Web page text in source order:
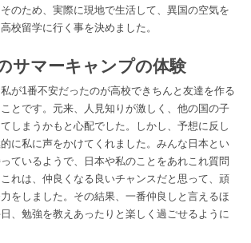
のため、実際に現地で生活して、異国の空気を
校留学に行く事を決めました。
サマーキャンプの体験
が1番不安だったのが高校できちんと友達を作る
とです。元来、人見知りが激しく、他の国の子
しまうかもと心配でした。しかし、予想に反し
に私に声をかけてくれました。みんな日本とい
ているようで、日本や私のことをあれこれ質問
れは、仲良くなる良いチャンスだと思って、頑
をしました。その結果、一番仲良しと言えるほ
、勉強を教えあったりと楽しく過ごせるように